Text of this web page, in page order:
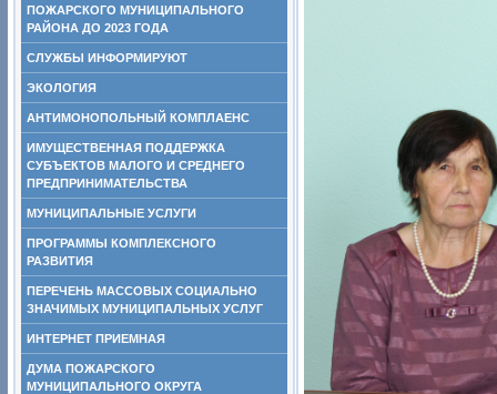
ПОЖАРСКОГО МУНИЦИПАЛЬНОГО
РАЙОНА ДО 2023 ГОДА
СЛУЖБЫ ИНФОРМИРУЮТ
ЭКОЛОГИЯ
АНТИМОНОПОЛЬНЫЙ КОМПЛАЕНС
ИМУЩЕСТВЕННАЯ ПОДДЕРЖКА
СУБЪЕКТОВ МАЛОГО И СРЕДНЕГО
ПРЕДПРИНИМАТЕЛЬСТВА
МУНИЦИПАЛЬНЫЕ УСЛУГИ
ПРОГРАММЫ КОМПЛЕКСНОГО
РАЗВИТИЯ
ПЕРЕЧЕНЬ МАССОВЫХ СОЦИАЛЬНО
ЗНАЧИМЫХ МУНИЦИПАЛЬНЫХ УСЛУГ
ИНТЕРНЕТ ПРИЕМНАЯ
ДУМА ПОЖАРСКОГО
МУНИЦИПАЛЬНОГО ОКРУГА